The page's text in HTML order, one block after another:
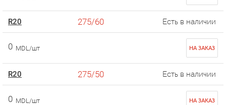
R20 275/60 Есть в наличии
0 MDL/шт НА ЗАКАЗ
R20 275/50 Есть в наличии
0 MDL/шт НА ЗАКАЗ